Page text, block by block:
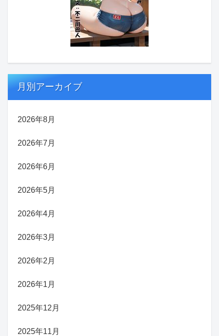
月別アーカイブ
2026年8月
2026年7月
2026年6月
2026年5月
2026年4月
2026年3月
2026年2月
2026年1月
2025年12月
2025年11月